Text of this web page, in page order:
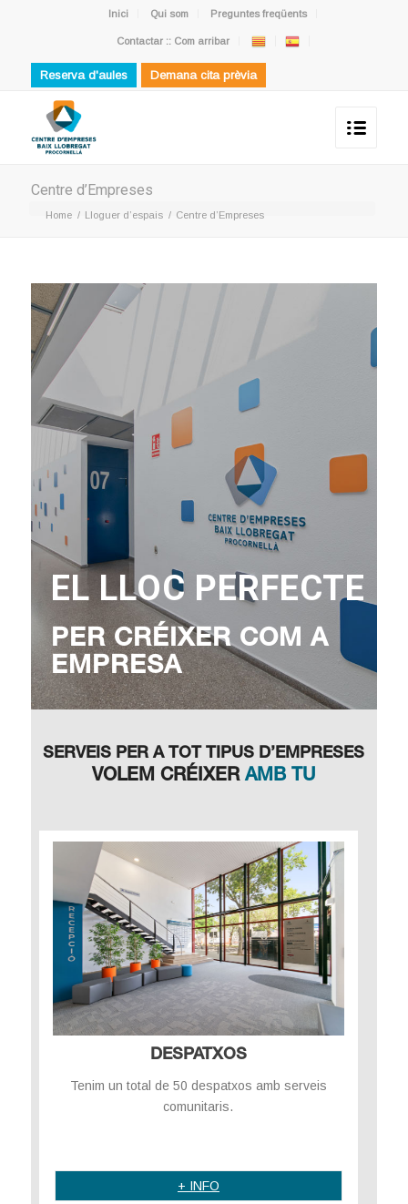
Inici Qui som Preguntes freqüents
Contactar :: Com arribar
Reserva d'aules Demana cita prèvia
Centre d’Empreses
Home / Lloguer d’espais / Centre d’Empreses
EL LLOC PERFECTE
PER CRÉIXER COM A
EMPRESA
SERVEIS PER A TOT TIPUS D’EMPRESES
VOLEM CRÉIXERAMB TU
DESPATXOS
Tenim un total de 50 despatxos amb serveis
comunitaris.
+ INFO